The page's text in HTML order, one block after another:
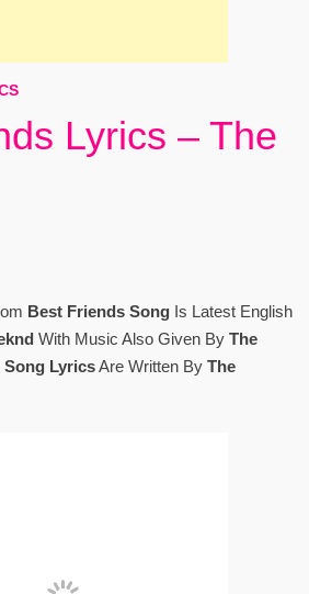
Lyrics – The
Best Friends SongIs Latest English
With Music Also Given By The
Song LyricsAre Written By The